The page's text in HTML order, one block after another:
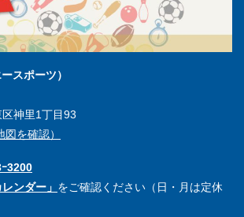
スポーツ）
神里1丁目93
図を確認）
3200
レンダー」 をご確認ください（日・月は定休